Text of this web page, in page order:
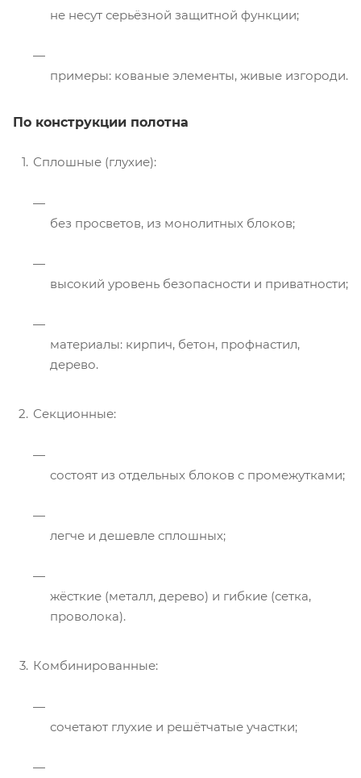
не несут серьёзной защитной функции;
примеры: кованые элементы, живые изгороди.
По конструкции полотна
Сплошные (глухие):
без просветов, из монолитных блоков;
высокий уровень безопасности и приватности;
материалы: кирпич, бетон, профнастил,
дерево.
Секционные:
состоят из отдельных блоков с промежутками;
легче и дешевле сплошных;
жёсткие (металл, дерево) и гибкие (сетка,
проволока).
Комбинированные:
сочетают глухие и решётчатые участки;